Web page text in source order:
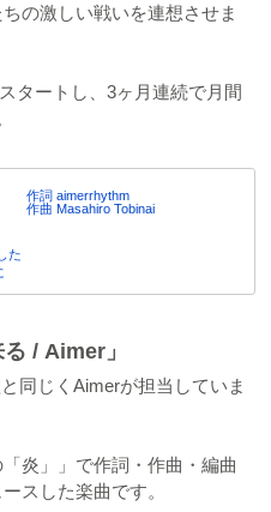
の激しい戦いを連想させま
タートし、3ヶ月連続で月間
作詞 aimerrhythm
作曲 Masahiro Tobinai
た
/ Aimer」
同じくAimerが担当していま
炎」」で作詞・作曲・編曲
スした楽曲です。